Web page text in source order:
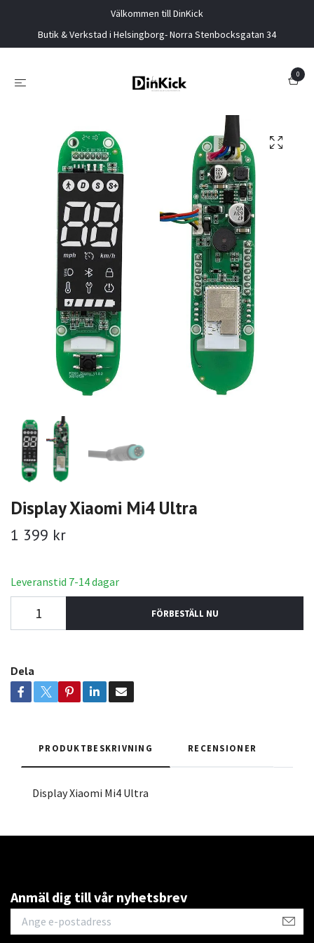
Välkommen till DinKick
Butik & Verkstad i Helsingborg- Norra Stenbocksgatan 34
0
Display Xiaomi Mi4 Ultra
1 399 kr
Leveranstid 7-14 dagar
FÖRBESTÄLL NU
Dela
PRODUKTBESKRIVNING RECENSIONER
Display Xiaomi Mi4 Ultra
Anmäl dig till vår nyhetsbrev